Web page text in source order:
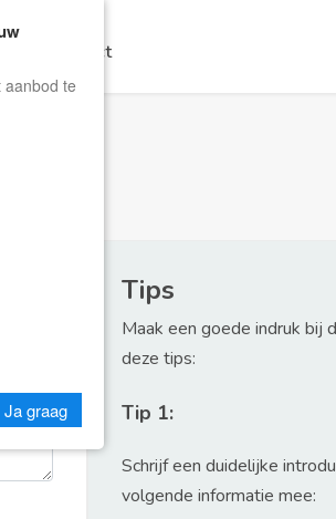
Contact
Tips
Maak een goede indruk bij
deze tips:
Tip 1:
Schrijf een duidelijke
volgende informatie mee:
te
Ja graag